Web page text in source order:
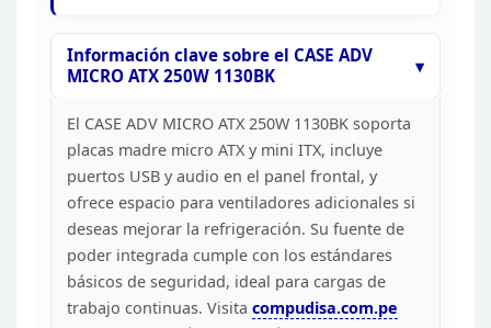
Información clave sobre el CASE ADV
MICRO ATX 250W 1130BK
El CASE ADV MICRO ATX 250W 1130BK soporta
placas madre micro ATX y mini ITX, incluye
puertos USB y audio en el panel frontal, y
ofrece espacio para ventiladores adicionales si
deseas mejorar la refrigeración. Su fuente de
poder integrada cumple con los estándares
básicos de seguridad, ideal para cargas de
trabajo continuas. Visita compudisa.com.pe